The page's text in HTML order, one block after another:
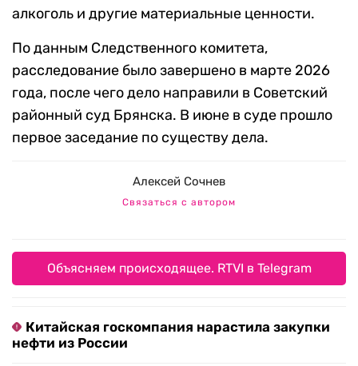
алкоголь и другие материальные ценности.
По данным Следственного комитета,
расследование было завершено в марте 2026
года, после чего дело направили в Советский
районный суд Брянска. В июне в суде прошло
первое заседание по существу дела.
Алексей Сочнев
Связаться с автором
Объясняем происходящее. RTVI в Telegram
Китайская госкомпания нарастила закупки
нефти из России